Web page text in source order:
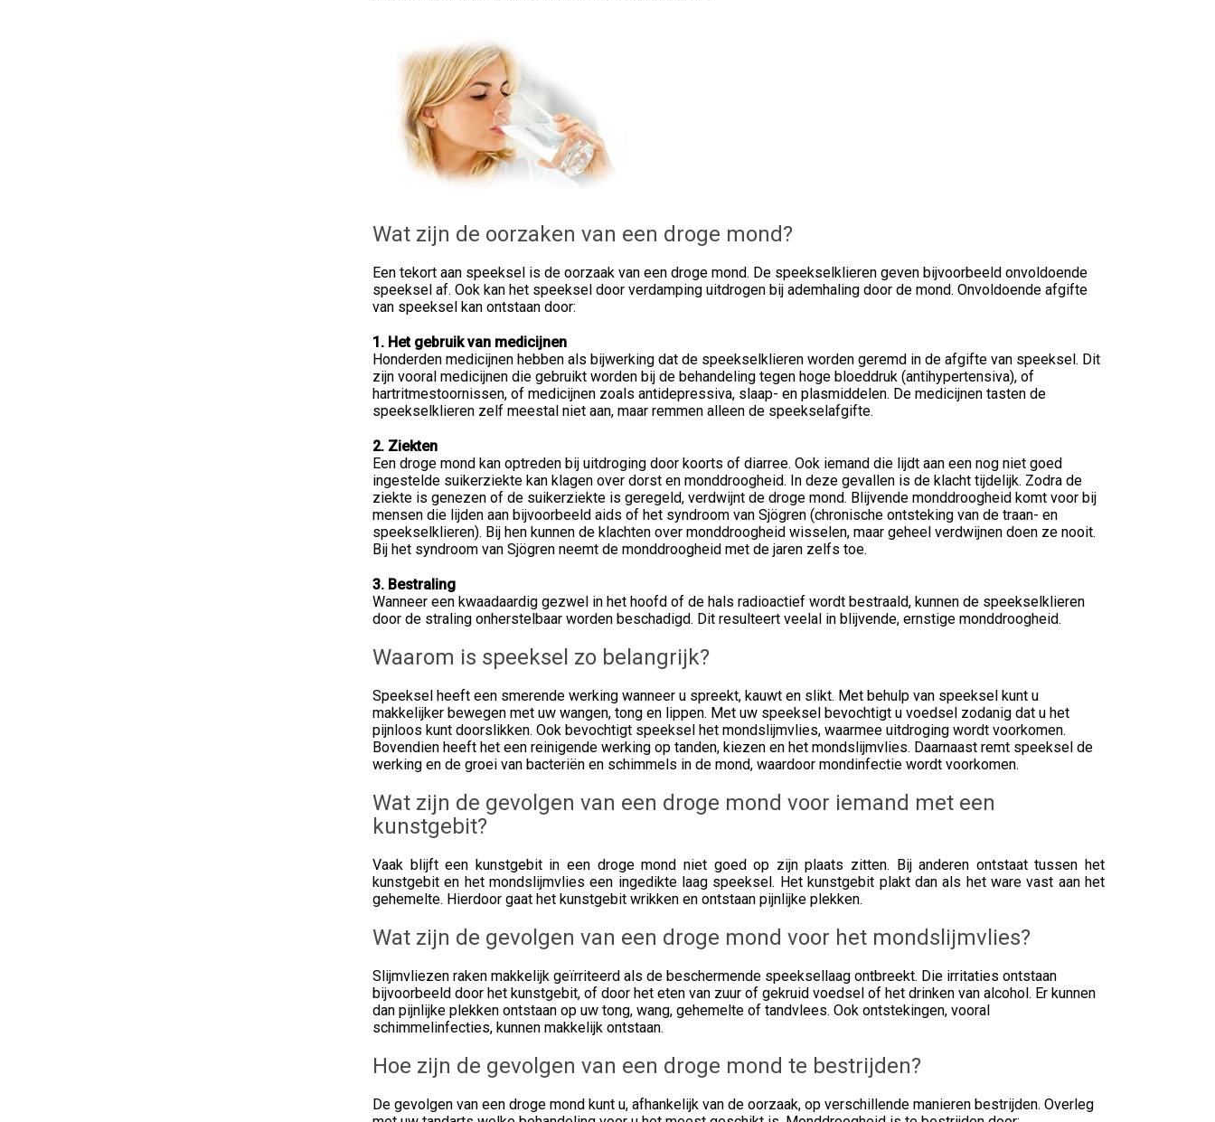
Wat zijn de oorzaken van een droge mond?
Een tekort aan speeksel is de oorzaak van een droge mond. De speekselklieren geven bijvoorbeeld onvoldoende
speeksel af. Ook kan het speeksel door verdamping uitdrogen bij ademhaling door de mond. Onvoldoende afgifte
van speeksel kan ontstaan door:
1. Het gebruik van medicijnen
Honderden medicijnen hebben als bijwerking dat de speekselklieren worden geremd in de afgifte van speeksel. Dit
zijn vooral medicijnen die gebruikt worden bij de behandeling tegen hoge bloeddruk (antihypertensiva), of
hartritmestoornissen, of medicijnen zoals antidepressiva, slaap- en plasmiddelen. De medicijnen tasten de
speekselklieren zelf meestal niet aan, maar remmen alleen de speekselafgifte.
2. Ziekten
Een droge mond kan optreden bij uitdroging door koorts of diarree. Ook iemand die lijdt aan een nog niet goed
ingestelde suikerziekte kan klagen over dorst en monddroogheid. In deze gevallen is de klacht tijdelijk. Zodra de
ziekte is genezen of de suikerziekte is geregeld, verdwijnt de droge mond. Blijvende monddroogheid komt voor bij
mensen die lijden aan bijvoorbeeld aids of het syndroom van Sjögren (chronische ontsteking van de traan- en
speekselklieren). Bij hen kunnen de klachten over monddroogheid wisselen, maar geheel verdwijnen doen ze nooit.
Bij het syndroom van Sjögren neemt de monddroogheid met de jaren zelfs toe.
3. Bestraling
Wanneer een kwaadaardig gezwel in het hoofd of de hals radioactief wordt bestraald, kunnen de speekselklieren
door de straling onherstelbaar worden beschadigd. Dit resulteert veelal in blijvende, ernstige monddroogheid.
Waarom is speeksel zo belangrijk?
Speeksel heeft een smerende werking wanneer u spreekt, kauwt en slikt. Met behulp van speeksel kunt u
makkelijker bewegen met uw wangen, tong en lippen. Met uw speeksel bevochtigt u voedsel zodanig dat u het
pijnloos kunt doorslikken. Ook bevochtigt speeksel het mondslijmvlies, waarmee uitdroging wordt voorkomen.
Bovendien heeft het een reinigende werking op tanden, kiezen en het mondslijmvlies. Daarnaast remt speeksel de
werking en de groei van bacteriën en schimmels in de mond, waardoor mondinfectie wordt voorkomen.
Wat zijn de gevolgen van een droge mond voor iemand met een
kunstgebit?
Vaak blijft een kunstgebit in een droge mond niet goed op zijn plaats zitten. Bij anderen ontstaat tussen het
kunstgebit en het mondslijmvlies een ingedikte laag speeksel. Het kunstgebit plakt dan als het ware vast aan het
gehemelte. Hierdoor gaat het kunstgebit wrikken en ontstaan pijnlijke plekken.
Wat zijn de gevolgen van een droge mond voor het mondslijmvlies?
Slijmvliezen raken makkelijk geïrriteerd als de beschermende speeksellaag ontbreekt. Die irritaties ontstaan
bijvoorbeeld door het kunstgebit, of door het eten van zuur of gekruid voedsel of het drinken van alcohol. Er kunnen
dan pijnlijke plekken ontstaan op uw tong, wang, gehemelte of tandvlees. Ook ontstekingen, vooral
schimmelinfecties, kunnen makkelijk ontstaan.
Hoe zijn de gevolgen van een droge mond te bestrijden?
De gevolgen van een droge mond kunt u, afhankelijk van de oorzaak, op verschillende manieren bestrijden. Overleg